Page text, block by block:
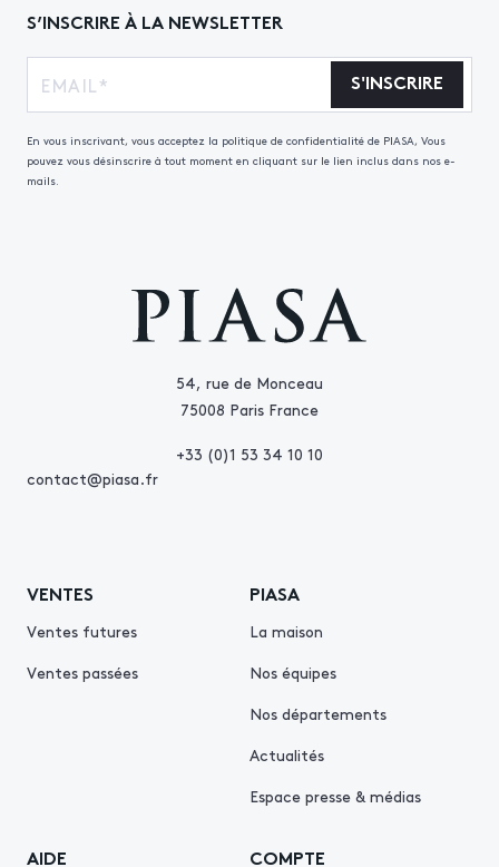
54, rue de Monceau
75008 Paris France
+33 (0)1 53 34 10 10
contact@piasa.fr
VENTES
Ventes futures
Ventes passées
PIASA
La maison
Nos équipes
Nos départements
Actualités
Espace presse & médias
AIDE COMPTE
S’INSCRIRE À LA NEWSLETTER
S'INSCRIRE
En vous inscrivant, vous acceptez la politique de confidentialité de PIASA, Vous
pouvez vous désinscrire à tout moment en cliquant sur le lien inclus dans nos e-
mails.